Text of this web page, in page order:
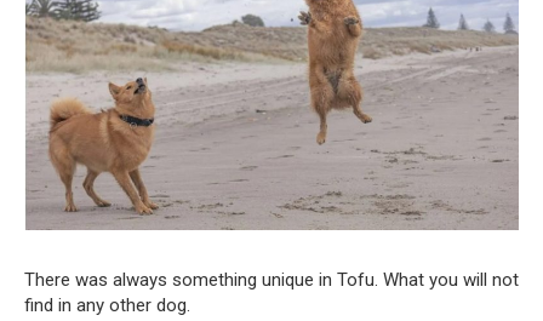
There was always something unique in Tofu. What you will not
find in any other dog.